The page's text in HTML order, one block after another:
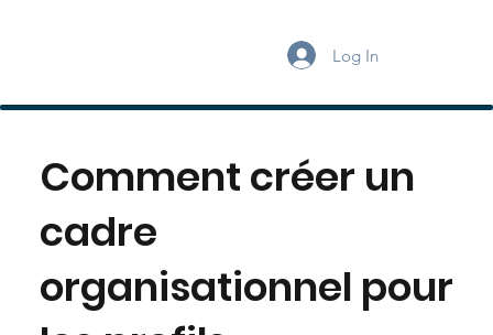
Log In
Comment créer un
cadre
organisationnel pour